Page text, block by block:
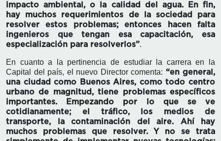
impacto ambiental, o la calidad del agua. En fin,
hay muchos requerimientos de la sociedad para
resolver estos problemas; entonces hacen falta
ingenieros que tengan esa capacitación, esa
especialización para resolverlos”.
En cuanto a la pertinencia de estudiar la carrera en la
Capital del país, el nuevo Director comenta: “en general,
una ciudad como Buenos Aires, como todo centro
urbano de magnitud, tiene problemas específicos
importantes. Empezando por lo que se ve
cotidianamente; el tráfico, los medios de
transporte, la contaminación del aire. Ahí hay
muchos problemas que resolver. Y no se trata